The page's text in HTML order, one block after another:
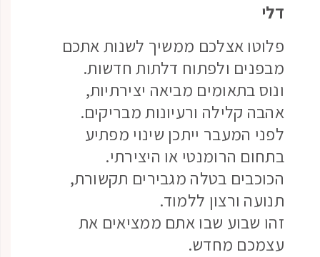
דלי
פלוטו אצלכם ממשיך לשנות אתכם
מבפנים ולפתוח דלתות חדשות.
ונוס בתאומים מביאה יצירתיות,
אהבה קלילה ורעיונות מבריקים.
לפני המעבר ייתכן שינוי מפתיע
בתחום הרומנטי או היצירתי.
הכוכבים בטלה מגבירים תקשורת,
תנועה ורצון ללמוד.
זהו שבוע שבו אתם ממציאים את
עצמכם מחדש.